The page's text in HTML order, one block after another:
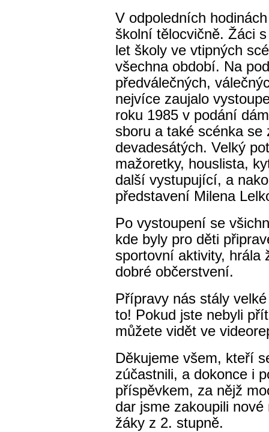
V odpoledních
školní tělocvičně. Žáci
let školy ve vtipných
všechna období. Na
předválečných,
nejvíce zaujalo
roku 1985 v podání
sboru a také scénka se
devadesátých. Velký
mažoretky, houslista,
další vystupující, a
představení Milena
Po vystoupení se
kde byly pro děti
sportovní aktivity, hrála
dobré občerstvení.
Přípravy nás stály
to! Pokud jste nebyli
můžete vidět ve
Děkujeme všem, kteří
zúčastnili, a dokonce i
příspěvkem, za nějž
dar jsme zakoupili
žáky z 2. stupně.